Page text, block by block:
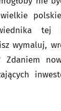
tej
wymaluj,
Zdaniem